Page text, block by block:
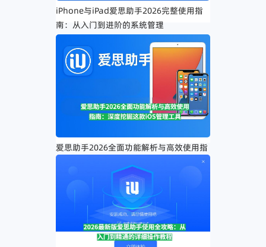
iPhone与iPad爱思助手2026完整使用指
南：从入门到进阶的系统管理
爱思助手2026全面功能解析与高效使用指